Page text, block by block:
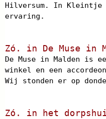
Hilversum. In Kleintje
ervaring.
Zó. in De Muse in
De Muse in Malden is
winkel en een
Wij stonden er op
Zó. in het